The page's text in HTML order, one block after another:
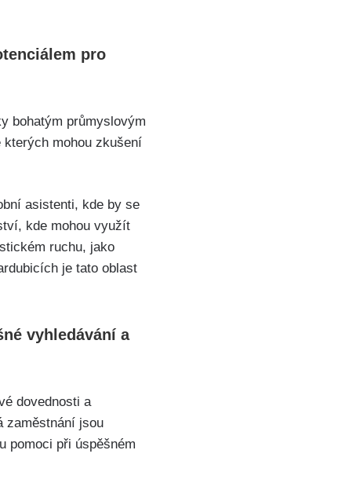
pro
bohatým průmyslovým
mohou zkušení
asistenti, kde by se
kde mohou využít
ruchu, jako
je tato oblast
vyhledávání a
dovednosti a
zaměstnání jsou
pomoci při úspěšném